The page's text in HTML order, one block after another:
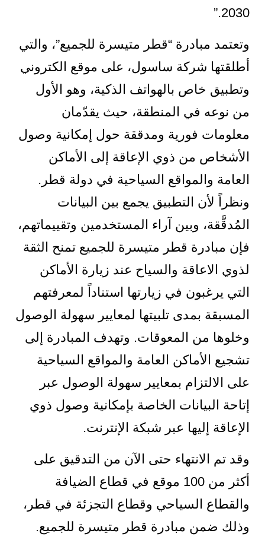
2030.”
وتعتمد مبادرة “قطر متيسرة للجميع”، والتي
أطلقتها شركة ساسول، على موقع الكتروني
وتطبيق خاص بالهواتف الذكية، وهو الأول
من نوعه في المنطقة، حيث يقدّمان
معلومات فورية ومدققة حول إمكانية وصول
الأشخاص من ذوي الإعاقة إلى الأماكن
العامة والمواقع السياحية في دولة قطر.
ونظراً لأن التطبيق يجمع بين البيانات
المُدقَّقة، وبين آراء المستخدمين وتقييماتهم،
فإن مبادرة قطر متيسرة للجميع تمنح الثقة
لذوي الاعاقة والسياح عند زيارة الأماكن
التي يرغبون في زيارتها استناداً لمعرفتهم
المسبقة بمدى تلبيتها لمعايير سهولة الوصول
وخلوها من المعوقات. وتهدف المبادرة إلى
تشجيع الأماكن العامة والمواقع السياحية
على الالتزام بمعايير سهولة الوصول عبر
إتاحة البيانات الخاصة بإمكانية وصول ذوي
الإعاقة إليها عبر شبكة الإنترنت.
وقد تم الانتهاء حتى الآن من التدقيق على
أكثر من 100 موقع في قطاع الضيافة
والقطاع السياحي وقطاع التجزئة في قطر،
وذلك ضمن مبادرة قطر متيسرة للجميع.